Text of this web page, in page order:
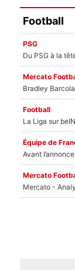
Football
PSG
Mercato
Football
Équipe de
Mercato